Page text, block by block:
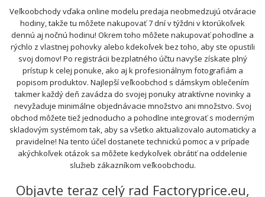
Veľkoobchody vďaka online modelu predaja neobmedzujú otváracie
hodiny, takže tu môžete nakupovať 7 dní v týždni v ktorúkoľvek
dennú aj nočnú hodinu! Okrem toho môžete nakupovať pohodlne a
rýchlo z vlastnej pohovky alebo kdekoľvek bez toho, aby ste opustili
svoj domov! Po registrácii bezplatného účtu navyše získate plný
prístup k celej ponuke, ako aj k profesionálnym fotografiám a
popisom produktov. Najlepší veľkoobchod s dámskym oblečením
takmer každý deň zavádza do svojej ponuky atraktívne novinky a
nevyžaduje minimálne objednávacie množstvo ani množstvo. Svoj
obchod môžete tiež jednoducho a pohodlne integrovať s moderným
skladovým systémom tak, aby sa všetko aktualizovalo automaticky a
pravidelne! Na tento účel dostanete technickú pomoc a v prípade
akýchkoľvek otázok sa môžete kedykoľvek obrátiť na oddelenie
služieb zákazníkom veľkoobchodu.
Objavte teraz celý rad Factoryprice.eu,